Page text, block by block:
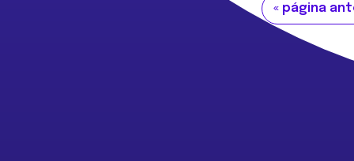
« Ir
a
página